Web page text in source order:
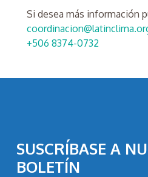
Si desea más información
+506 8374-0732
SUSCRÍBASE A
BOLETÍN